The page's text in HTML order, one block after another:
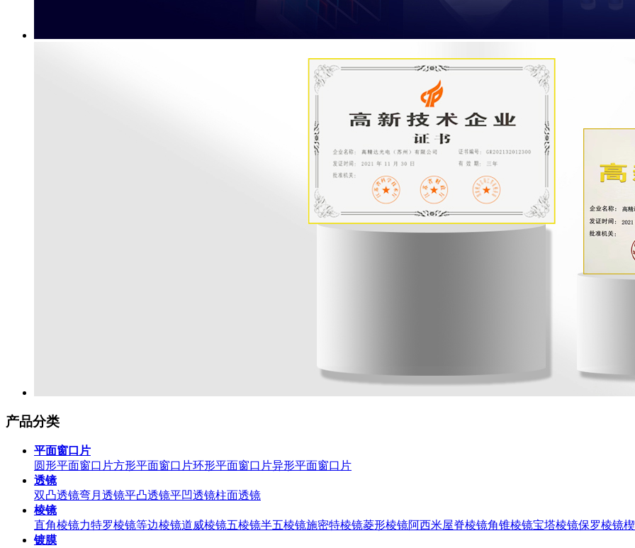
产品分类
平面窗口片
圆形平面窗口片方形平面窗口片环形平面窗口片异形平面窗口片
透镜
双凸透镜弯月透镜平凸透镜平凹透镜柱面透镜
棱镜
直角棱镜力特罗棱镜等边棱镜道威棱镜五棱镜半五棱镜施密特棱镜菱形棱镜阿西米屋脊棱镜角锥棱镜宝塔棱镜保罗棱镜
镀膜